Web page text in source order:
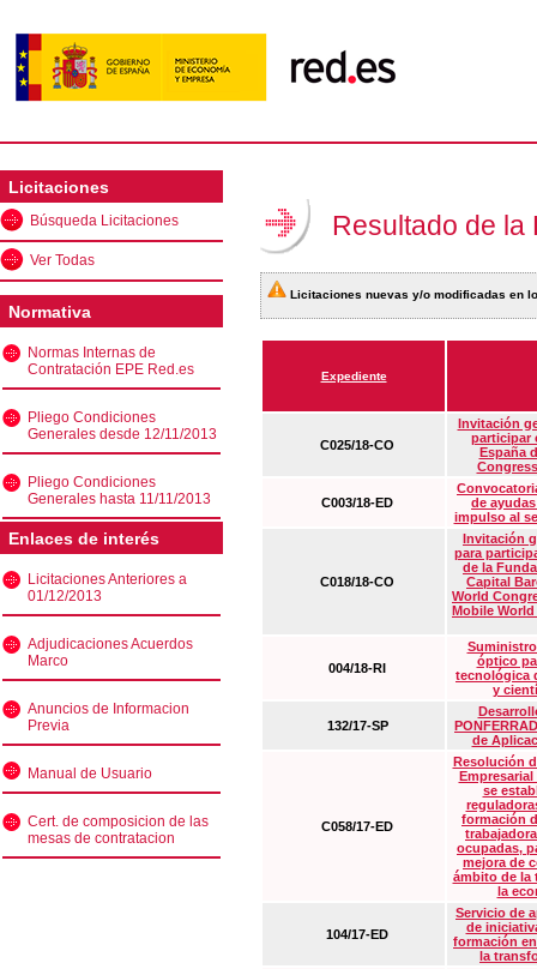
Licitaciones
Búsqueda Licitaciones
Ver Todas
Normativa
Normas Internas de
Contratación EPE Red.es
Pliego Condiciones
Generales desde 12/11/2013
Pliego Condiciones
Generales hasta 11/11/2013
Enlaces de interés
Licitaciones Anteriores a
01/12/2013
Adjudicaciones Acuerdos
Marco
Anuncios de Informacion
Previa
Manual de Usuario
Cert. de composicion de las
mesas de contratacion
Resultado de la
Licitaciones nuevas y/o modificadas en
Expediente
C025/18-CO
Invitación
participar
España
C003/18-ED
de
impulso al
C018/18-CO
Invitación
para
de la
Capital
World
Mobile
004/18-RI
óptico
tecnológica
y
132/17-SP
de
C058/17-ED
Resolución
Empresarial
se
formación
ocupadas,
mejora de
ámbito de la
la
104/17-ED
Servicio de
de
formación
la